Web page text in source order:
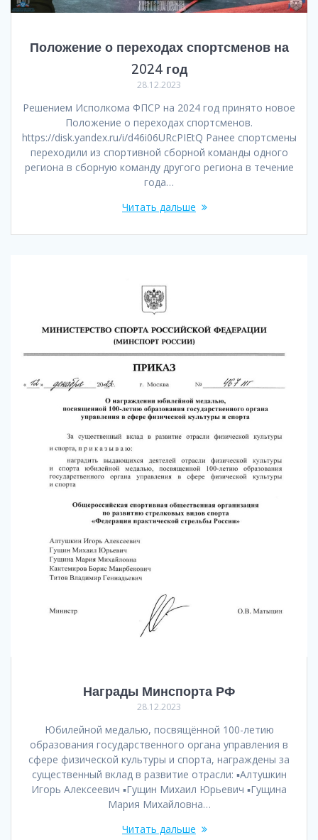
Положение о переходах спортсменов на
2024 год
28.12.2023
Решением Исполкома ФПСР на 2024 год принято новое
Положение о переходах спортсменов.
https://disk.yandex.ru/i/d46i06URcPIEtQ Ранее спортсмены
переходили из спортивной сборной команды одного
региона в сборную команду другого региона в течение
года…
Читать дальше
Награды Минспорта РФ
28.12.2023
Юбилейной медалью, посвящённой 100-летию
образования государственного органа управления в
сфере физической культуры и спорта, награждены за
существенный вклад в развитие отрасли: ▪️Алтушкин
Игорь Алексеевич ▪️Гущин Михаил Юрьевич ▪️Гущина
Мария Михайловна…
Читать дальше